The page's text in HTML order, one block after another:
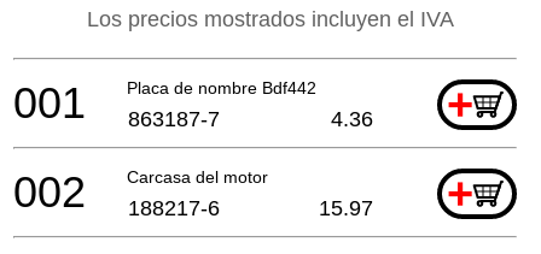
Los precios mostrados incluyen el IVA
Placa de nombre Bdf442 +
001 863187-7 4.36
Carcasa del motor +
002 188217-6 15.97